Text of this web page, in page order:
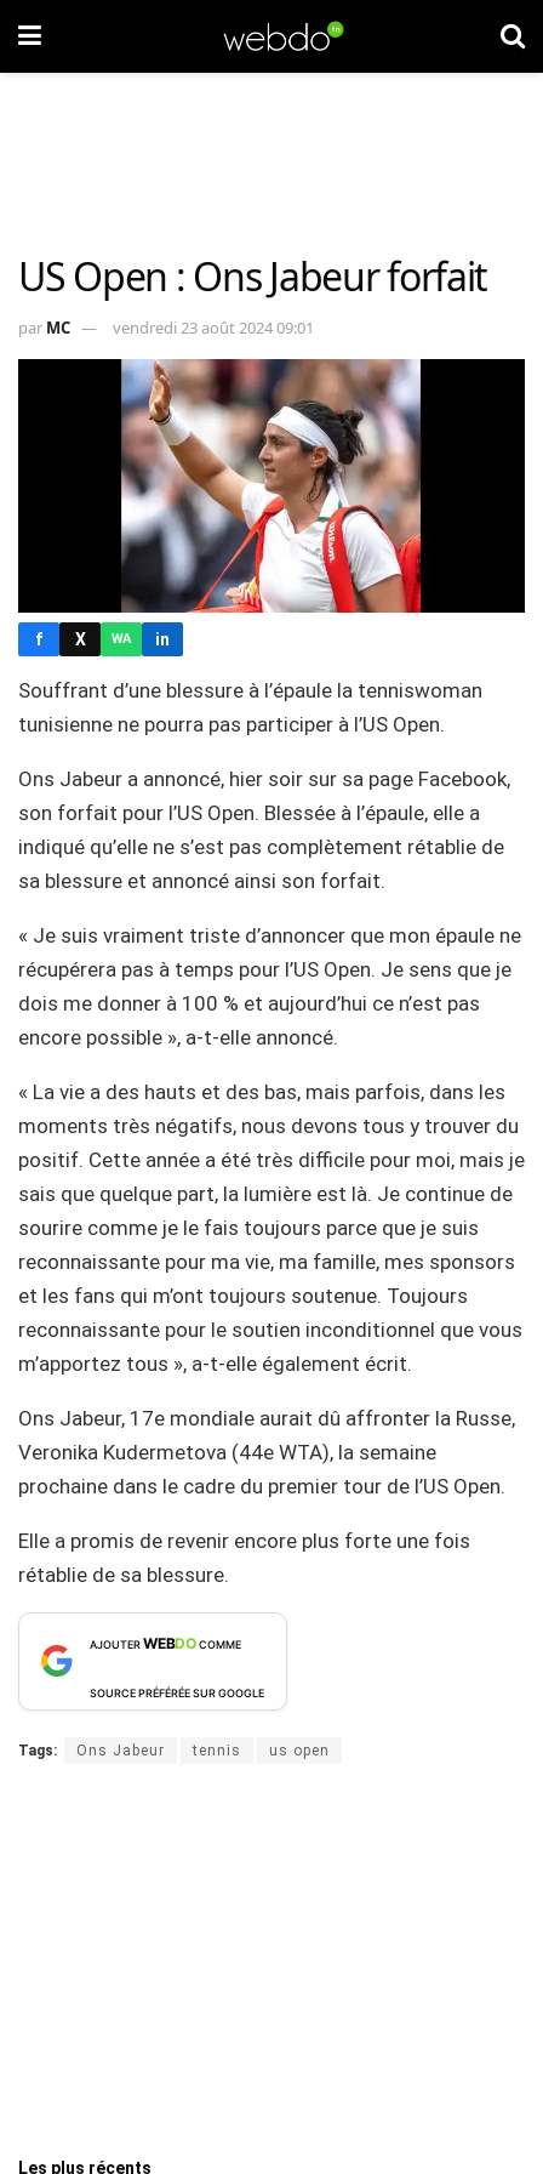
US Open : Ons Jabeur forfait
par MC vendredi 23 août 2024 09:01
f X WA in
Souffrant d’une blessure à l’épaule la tenniswoman
tunisienne ne pourra pas participer à l’US Open.
Ons Jabeur a annoncé, hier soir sur sa page Facebook,
son forfait pour l’US Open. Blessée à l’épaule, elle a
indiqué qu’elle ne s’est pas complètement rétablie de
sa blessure et annoncé ainsi son forfait.
« Je suis vraiment triste d’annoncer que mon épaule ne
récupérera pas à temps pour l’US Open. Je sens que je
dois me donner à 100 % et aujourd’hui ce n’est pas
encore possible », a-t-elle annoncé.
« La vie a des hauts et des bas, mais parfois, dans les
moments très négatifs, nous devons tous y trouver du
positif. Cette année a été très difficile pour moi, mais je
sais que quelque part, la lumière est là. Je continue de
sourire comme je le fais toujours parce que je suis
reconnaissante pour ma vie, ma famille, mes sponsors
et les fans qui m’ont toujours soutenue. Toujours
reconnaissante pour le soutien inconditionnel que vous
m’apportez tous », a-t-elle également écrit.
Ons Jabeur, 17e mondiale aurait dû affronter la Russe,
Veronika Kudermetova (44e WTA), la semaine
prochaine dans le cadre du premier tour de l’US Open.
Elle a promis de revenir encore plus forte une fois
rétablie de sa blessure.
AJOUTERWEBDOCOMME
SOURCE PRÉFÉRÉE SUR GOOGLE
Tags: Ons Jabeur tennis us open
Les plus récents